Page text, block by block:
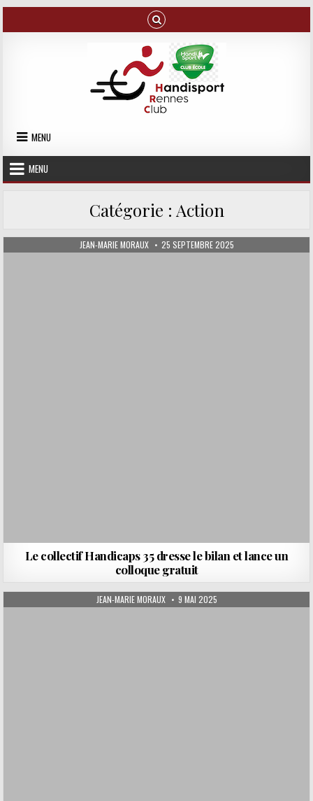
MENU
MENU
Catégorie : Action
AUTHOR:
JEAN-MARIE MORAUX PUBLISHED DATE:
25 SEPTEMBRE 2025
Le collectif Handicaps 35 dresse le bilan et lance un
colloque gratuit
AUTHOR:
JEAN-MARIE MORAUX PUBLISHED DATE:
9 MAI 2025